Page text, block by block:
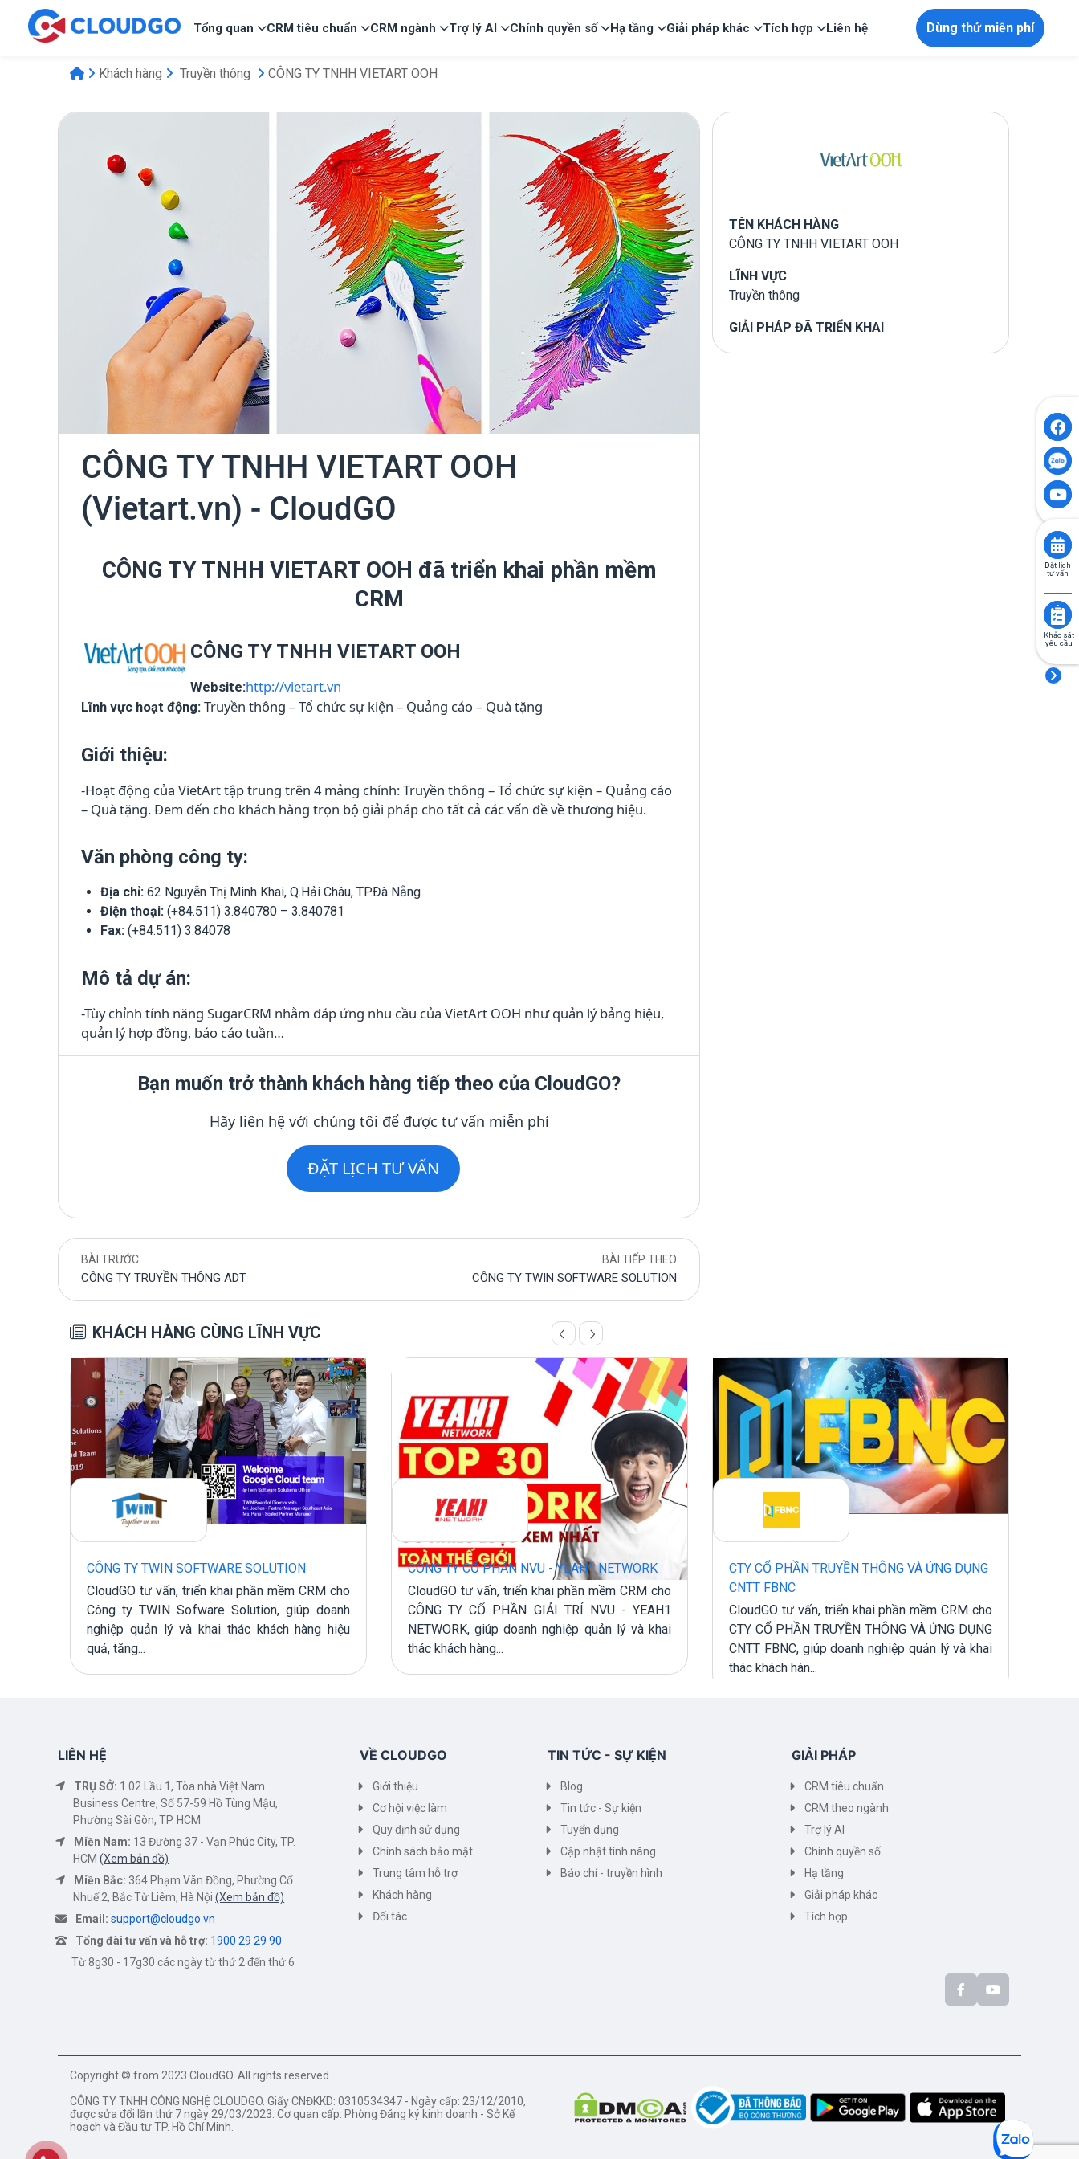
Tổng quan CRM tiêu chuẩn CRM ngành Trợ lý AI Chính quyền số Hạ tầng Giải pháp khác Tích hợp Liên hệ Dùng thử miễn phí
Khách hàng Truyền thông CÔNG TY TNHH VIETART OOH
CÔNG TY TNHH VIETART OOH
(Vietart.vn) - CloudGO
CÔNG TY TNHH VIETART OOH đã triển khai phần mềm
CRM
CÔNG TY TNHH VIETART OOH
Website:http://vietart.vn
Lĩnh vực hoạt động: Truyền thông – Tổ chức sự kiện – Quảng cáo – Quà tặng
Giới thiệu:
-Hoạt động của VietArt tập trung trên 4 mảng chính: Truyền thông – Tổ chức sự kiện – Quảng cáo
– Quà tặng. Đem đến cho khách hàng trọn bộ giải pháp cho tất cả các vấn đề về thương hiệu.
Văn phòng công ty:
Địa chỉ: 62 Nguyễn Thị Minh Khai, Q.Hải Châu, TP.Đà Nẵng
Điện thoại: (+84.511) 3.840780 – 3.840781
Fax: (+84.511) 3.84078
Mô tả dự án:
-Tùy chỉnh tính năng SugarCRM nhằm đáp ứng nhu cầu của VietArt OOH như quản lý bảng hiệu,
quản lý hợp đồng, báo cáo tuần…
Bạn muốn trở thành khách hàng tiếp theo của CloudGO?
Hãy liên hệ với chúng tôi để được tư vấn miễn phí
ĐẶT LỊCH TƯ VẤN
BÀI TRƯỚC
CÔNG TY TRUYỀN THÔNG ADT
BÀI TIẾP THEO
CÔNG TY TWIN SOFTWARE SOLUTION
TÊN KHÁCH HÀNG
CÔNG TY TNHH VIETART OOH
LĨNH VỰC
Truyền thông
GIẢI PHÁP ĐÃ TRIỂN KHAI
KHÁCH HÀNG CÙNG LĨNH VỰC
CÔNG TY TWIN SOFTWARE SOLUTION
CloudGO tư vấn, triển khai phần mềm CRM cho
Công ty TWIN Sofware Solution, giúp doanh
nghiệp quản lý và khai thác khách hàng hiệu
quả, tăng...
CÔNG TY CỔ PHẦN NVU - YEAH1 NETWORK
CloudGO tư vấn, triển khai phần mềm CRM cho
CÔNG TY CỔ PHẦN GIẢI TRÍ NVU - YEAH1
NETWORK, giúp doanh nghiệp quản lý và khai
thác khách hàng...
CTY CỔ PHẦN TRUYỀN THÔNG VÀ ỨNG DỤNG
CNTT FBNC
CloudGO tư vấn, triển khai phần mềm CRM cho
CTY CỔ PHẦN TRUYỀN THÔNG VÀ ỨNG DỤNG
CNTT FBNC, giúp doanh nghiệp quản lý và khai
thác khách hàn...
Đặt lịch
tư vấn
Khảo sát
yêu cầu
LIÊN HỆ
TRỤ SỞ: 1.02 Lầu 1, Tòa nhà Việt Nam
Business Centre, Số 57-59 Hồ Tùng Mậu,
Phường Sài Gòn, TP. HCM
Miền Nam: 13 Đường 37 - Vạn Phúc City, TP.
HCM(Xem bản đồ)
Miền Bắc: 364 Phạm Văn Đồng, Phường Cổ
Nhuế 2, Bắc Từ Liêm, Hà Nội(Xem bản đồ)
Email: support@cloudgo.vn
Tổng đài tư vấn và hỗ trợ: 1900 29 29 90
Từ 8g30 - 17g30 các ngày từ thứ 2 đến thứ 6
VỀ CLOUDGO
Giới thiệu
Cơ hội việc làm
Quy định sử dụng
Chính sách bảo mật
Trung tâm hỗ trợ
Khách hàng
Đối tác
TIN TỨC - SỰ KIỆN
Blog
Tin tức - Sự kiện
Tuyển dụng
Cập nhật tính năng
Báo chí - truyền hình
GIẢI PHÁP
CRM tiêu chuẩn
CRM theo ngành
Trợ lý AI
Chính quyền số
Hạ tầng
Giải pháp khác
Tích hợp
Copyright © from 2023 CloudGO. All rights reserved
CÔNG TY TNHH CÔNG NGHỆ CLOUDGO. Giấy CNĐKKD: 0310534347 - Ngày cấp: 23/12/2010,
được sửa đổi lần thứ 7 ngày 29/03/2023. Cơ quan cấp: Phòng Đăng ký kinh doanh - Sở Kế
hoạch và Đầu tư TP. Hồ Chí Minh.